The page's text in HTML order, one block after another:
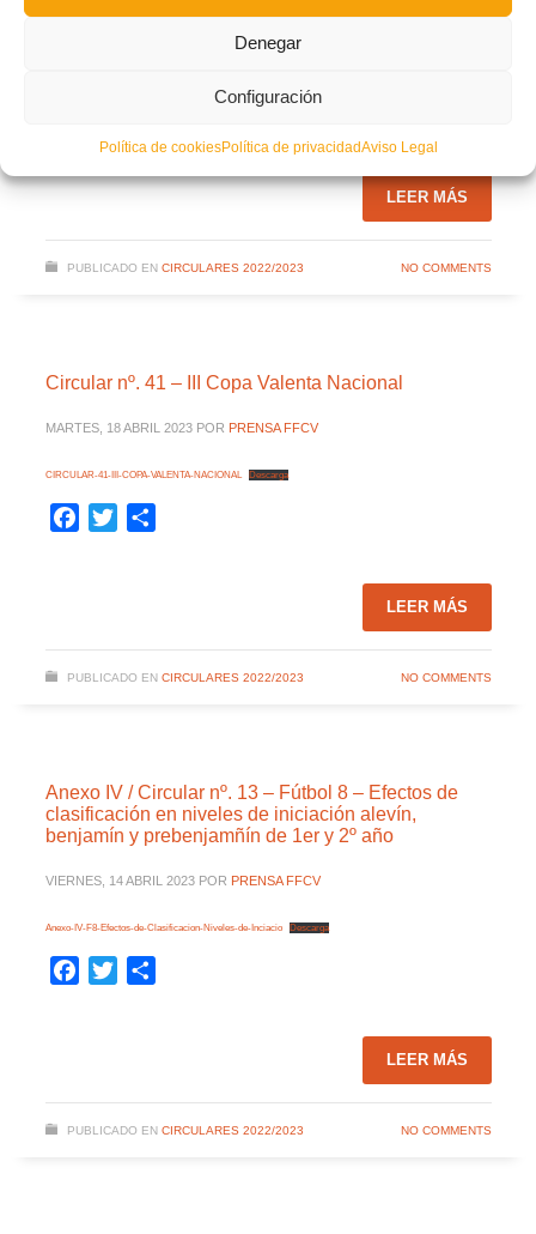
Denegar
Configuración
Política de cookiesPolítica de privacidadAviso Legal
MIÉRCOLES, 03 MAYO 2023 PORPRENSA FFCV
Compartir
LEER MÁS
PUBLICADO EN CIRCULARES 2022/2023 NO COMMENTS
Circular nº. 41 – III Copa Valenta Nacional
MARTES, 18 ABRIL 2023 POR PRENSA FFCV
CIRCULAR-41-III-COPA-VALENTA-NACIONAL Descarga
Facebook
Twitter
LEER MÁS
PUBLICADO EN CIRCULARES 2022/2023 NO COMMENTS
Anexo IV / Circular nº. 13 – Fútbol 8 – Efectos de
clasificación en niveles de iniciación alevín,
benjamín y prebenjamñín de 1er y 2º año
VIERNES, 14 ABRIL 2023 POR PRENSA FFCV
Anexo-IV-F8-Efectos-de-Clasificacion-Niveles-de-Inciacio Descarga
Facebook
Twitter
LEER MÁS
PUBLICADO EN CIRCULARES 2022/2023 NO COMMENTS